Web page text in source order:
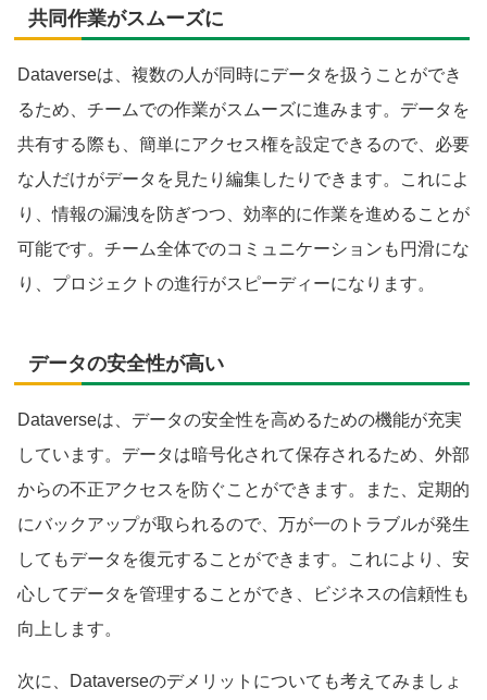
共同作業がスムーズに
Dataverseは、複数の人が同時にデータを扱うことができ
るため、チームでの作業がスムーズに進みます。データを
共有する際も、簡単にアクセス権を設定できるので、必要
な人だけがデータを見たり編集したりできます。これによ
り、情報の漏洩を防ぎつつ、効率的に作業を進めることが
可能です。チーム全体でのコミュニケーションも円滑にな
り、プロジェクトの進行がスピーディーになります。
データの安全性が高い
Dataverseは、データの安全性を高めるための機能が充実
しています。データは暗号化されて保存されるため、外部
からの不正アクセスを防ぐことができます。また、定期的
にバックアップが取られるので、万が一のトラブルが発生
してもデータを復元することができます。これにより、安
心してデータを管理することができ、ビジネスの信頼性も
向上します。
次に、Dataverseのデメリットについても考えてみましょ